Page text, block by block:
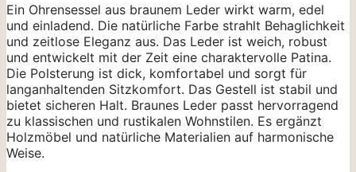
Ein Ohrensessel aus braunem Leder wirkt warm, edel
und einladend. Die natürliche Farbe strahlt Behaglichkeit
und zeitlose Eleganz aus. Das Leder ist weich, robust
und entwickelt mit der Zeit eine charaktervolle Patina.
Die Polsterung ist dick, komfortabel und sorgt für
langanhaltenden Sitzkomfort. Das Gestell ist stabil und
bietet sicheren Halt. Braunes Leder passt hervorragend
zu klassischen und rustikalen Wohnstilen. Es ergänzt
Holzmöbel und natürliche Materialien auf harmonische
Weise.